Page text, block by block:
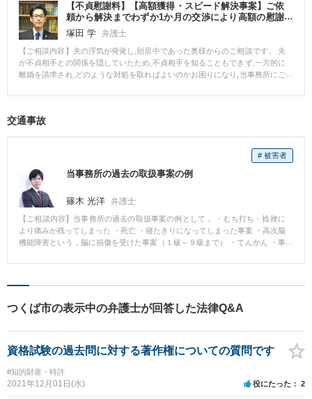
【不貞慰謝料】【高額獲得・スピード解決事案】ご依
頼から解決までわずか1か月の交渉により高額の慰謝
料の支払いを得た事案
塚田 学 弁護士
【ご相談内容】夫の浮気が発覚し,別居中であった奥様からのご相談です。 夫
が不貞相手との関係を隠していたため,不貞相手を知ることもできず,一方的に
離婚を請求され,どのような対処を取ればよいのかお困りになり,当事務所にご
ておらず,離婚に応じることは問題ないが,不貞についてのしかるべき責任を請
する慰謝料請求等の任意の交渉を行うこととしました。 不貞行為については,
収証,メールの送受信履歴やSNSの投稿記事など関連すると一切の手がかりを
依頼者様と丁寧に収集しました。 すると,様々な資料をつなぎ合わせることで,
不貞行為に関する一定の客観的資料が揃い,しかも,不貞相手の特定もできたた
め,両者に対する慰謝料請求を行うことが可能となりました。 その結果,夫との
間の交渉においても常に優に進めることが可能となり,最終的には,ご依頼をい
ただいてからわずか1か月程度で,相場を上回る400万円以上の慰謝料等の支払
いを受けることができました。 【コメント】 今回の事案は,夫の収入が乏し
く,相談者様とは婚姻して3年以下で,不貞行為の回数や期間も多数回かつ長期
な立場で交渉を進めることができ,また,ご相談者様が被った精神的な苦痛が極
た事案となりました。 夫の不貞行為などが問題となる場合,夫の発言だけなく,
ういった資料が揃っていなくとも,丁寧に資料収集することができれば,客観的
ればと存じます。
交通事故
# 被害者
当事務所の過去の取扱事案の例
篠木 光洋 弁護士
【ご相談内容】当事務所の過去の取扱事案の例として， ・むち打ち・捻挫に
より痛みが残ってしまった ・死亡 ・寝たきりになってしまった事案 ・高次脳
機能障害という，脳に損傷を受けた事案（１級～９級まで） ・てんかん ・事
てしまった（外貌醜状） ・神経叢損傷による機能障害として，事実上腕が動
保険会社提示額 → 依頼者最終受取額が， １０万円 → ６５万円 ２７
万円 → １２０万円 ０円 → ３００万 １２６万円 → ３２０万円 １
つくば市の表示中の弁護士が回答した法律Q&A
資格試験の過去問に対する著作権についての質問です
#知的財産・特許
2021年12月01日(水) 役にたった 2